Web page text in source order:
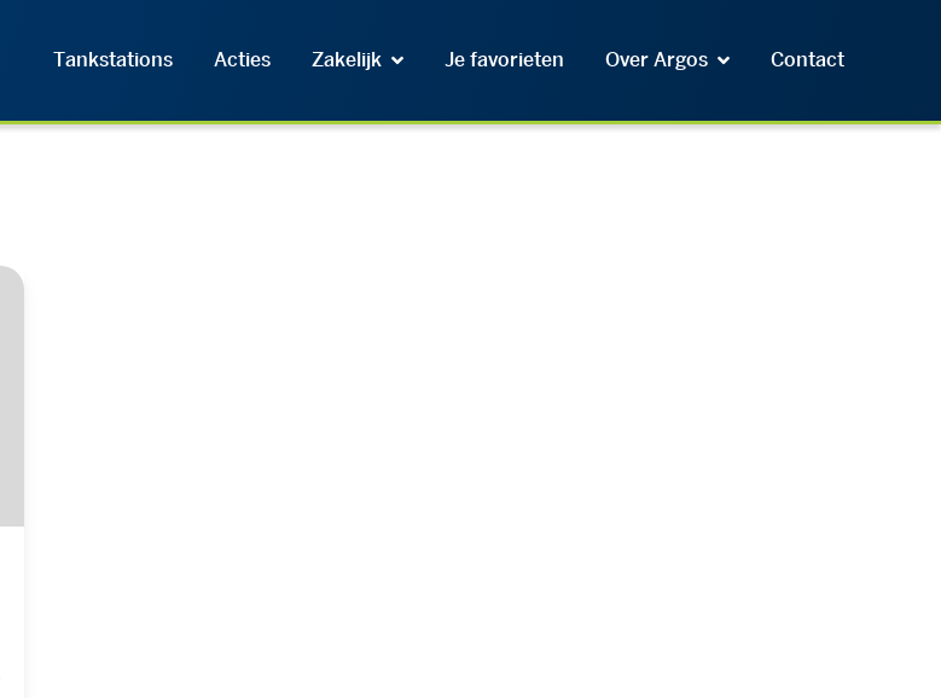
Tankstations Acties Zakelijk Je favorieten Over Argos Contact